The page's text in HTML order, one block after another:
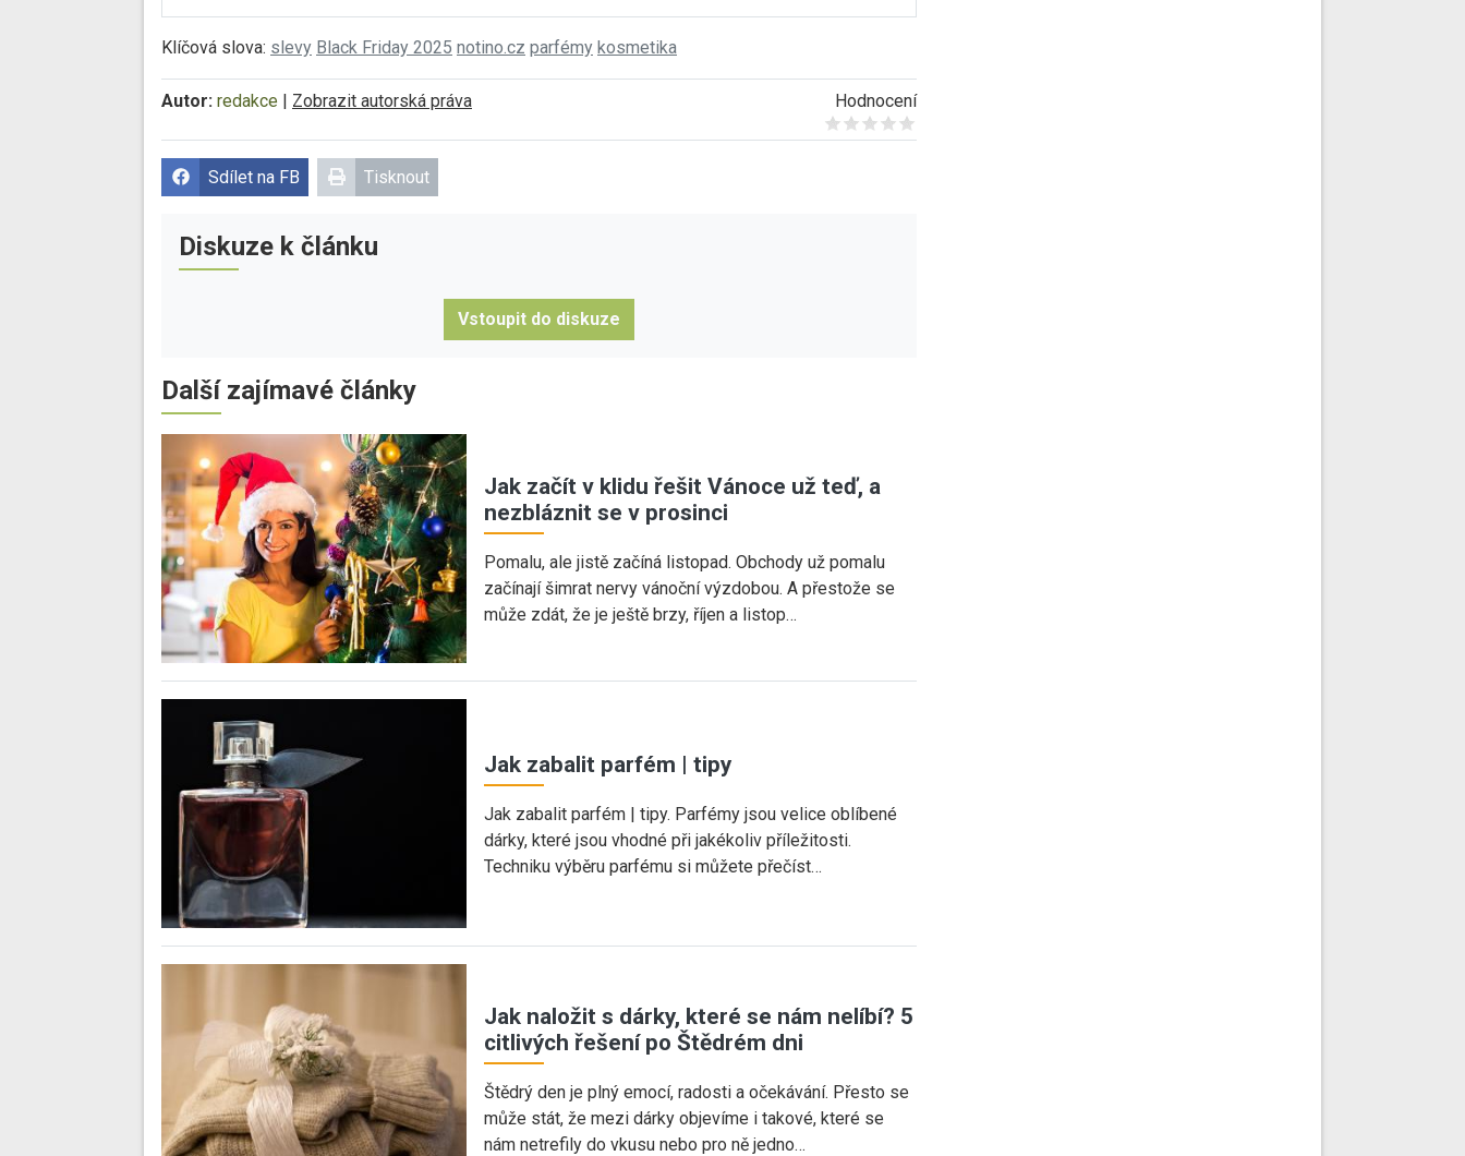
Klíčová slova: slevy Black Friday 2025 notino.cz parfémy kosmetika
Autor: redakce Zobrazit autorská práva
Hodnocení
Give it 1/5
Give it 2/5
Give it 3/5
Give it 4/5
Give it 5/5
Sdílet na FB Tisknout
Diskuze k článku
Vstoupit do diskuze
Další zajímavé články
Jak začít v klidu řešit Vánoce už teď, a
nezbláznit se v prosinci
Pomalu, ale jistě začíná listopad. Obchody už pomalu
začínají šimrat nervy vánoční výzdobou. A přestože se
může zdát, že je ještě brzy, říjen a listop…
Jak zabalit parfém | tipy
Jak zabalit parfém | tipy. Parfémy jsou velice oblíbené
dárky, které jsou vhodné při jakékoliv příležitosti.
Techniku výběru parfému si můžete přečíst…
Jak naložit s dárky, které se nám nelíbí? 5
citlivých řešení po Štědrém dni
Štědrý den je plný emocí, radosti a očekávání. Přesto se
může stát, že mezi dárky objevíme i takové, které se
nám netrefily do vkusu nebo pro ně jedno…